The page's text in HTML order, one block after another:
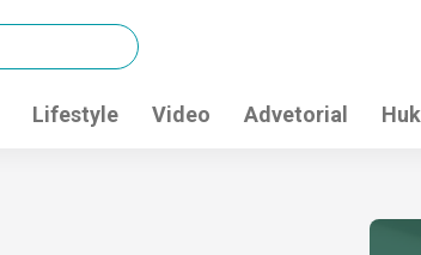
Lifestyle Video Advetorial